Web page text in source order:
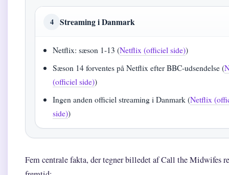
4 Streaming i Danmark
Netflix: sæson 1-13 (Netflix (officiel side))
Sæson 14 forventes på Netflix efter BBC-udsendelse (
(officiel side))
Ingen anden officiel streaming i Danmark (Netflix
side))
Fem centrale fakta, der tegner billedet af Call the Midwifes